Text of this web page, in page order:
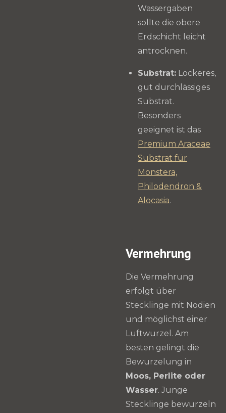
Wassergaben
sollte die obere
Erdschicht leicht
antrocknen.
Substrat: Lockeres,
gut durchlässiges
Substrat.
Besonders
geeignet ist das
Premium Araceae
Substrat für
Monstera,
Philodendron &
Alocasia.
Vermehrung
Die Vermehrung
erfolgt über
Stecklinge mit Nodien
und möglichst einer
Luftwurzel. Am
besten gelingt die
Bewurzelung in
Moos, Perlite oder
Wasser. Junge
Stecklinge bewurzeln